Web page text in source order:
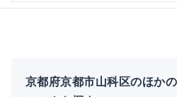
京都府京都市山科区のほか